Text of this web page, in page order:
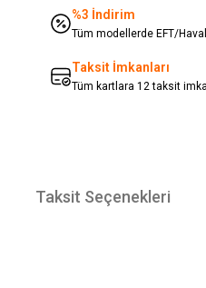
%3 İndirim
Tüm modellerde EFT/
Taksit İmkanları
Tüm kartlara 12 taksit
Taksit Seçenekleri